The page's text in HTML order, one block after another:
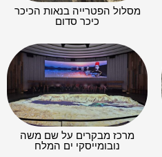
מסלול הפטרייה בנאות הכיכר
כיכר סדום
מרכז מבקרים על שם משה
נובומייסקי ים המלח